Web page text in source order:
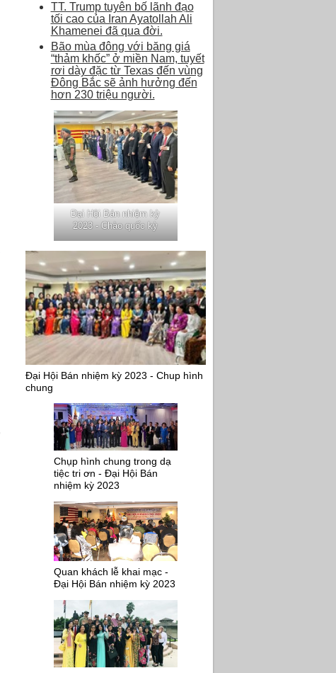
TT. Trump tuyên bố lãnh đạo
tối cao của Iran Ayatollah Ali
Khamenei đã qua đời.
Bão mùa đông với băng giá
“thảm khốc” ở miền Nam, tuyết
rơi dày đặc từ Texas đến vùng
Đông Bắc sẽ ảnh hưởng đến
hơn 230 triệu người.
Đại Hội Bán nhiệm kỳ
2023 - Chào quốc kỳ
Đại Hội Bán nhiệm kỳ 2023 - Chup hình
chung
Chụp hình chung trong dạ
tiệc tri ơn - Đại Hội Bán
nhiệm kỳ 2023
Quan khách lễ khai mạc -
Đại Hội Bán nhiệm kỳ 2023